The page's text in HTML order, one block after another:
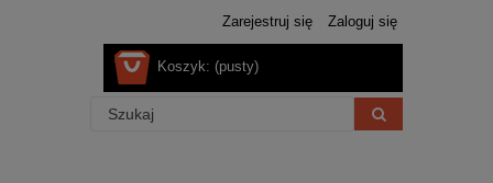
Zarejestruj się Zaloguj się
Koszyk: (pusty)